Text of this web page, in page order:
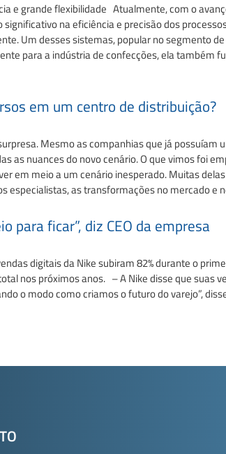
e grande flexibilidade Atualmente, com o
na eficiência e precisão dos
Um desses sistemas, popular no segmento
para a indústria de confecções, ela também
em um centro de distribuição?
Mesmo as companhias que já possuíam
as nuances do novo cenário. O que vimos foi
em meio a um cenário inesperado. Muitas
as transformações no mercado e
para ficar”, diz CEO da empresa
digitais da Nike subiram 82% durante o
nos próximos anos. – A Nike disse que suas
o modo como criamos o futuro do varejo”,